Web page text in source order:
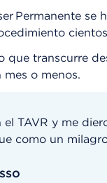
Permanente se
que transcurre
o menos.
el TAVR y me
como un